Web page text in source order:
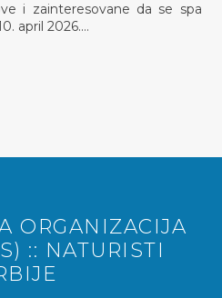
i zainteresovane da se spa
april 2026.…
ORGANIZACIJA
:: NATURISTI